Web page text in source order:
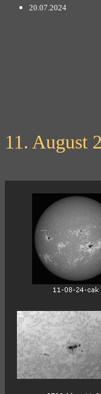
20.07.2024
11. August